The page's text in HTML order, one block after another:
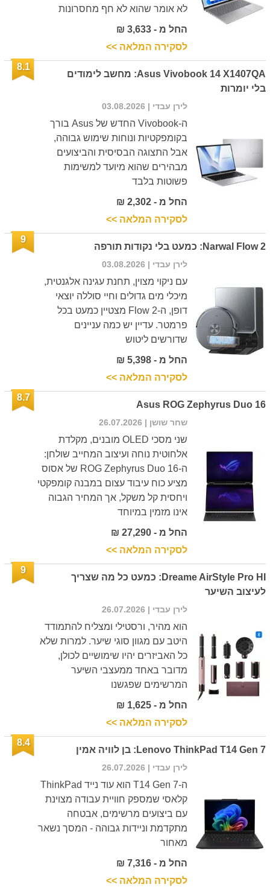
לא אומר שהוא לא חף מחסרונות
החל מ - 3,633 ₪
לסקירה המלאה >>
Asus Vivobook 14 X1407QA: מחשב לימודים
בלי יומרות
8.1
לירן עבדי | 03.08.2026
ה-Vivobook החדש של Asus בורך
בקומפקטיות ונוחות שימוש גבוהה,
אבל התצוגה הבסיסית והביצועים
מבהירים שהוא מיועד למשימות
פשוטות בלבד
החל מ - 2,302 ₪
לסקירה המלאה >>
Narwal Flow 2: כמעט בלי נקודות תורפה
9
לירן עבדי | 03.08.2026
עם ניקוי מצוין, תחנת עגינה אלגנטית,
מיכלי מים גדולים וחיי סוללה יוצאי
דופן, ה-Flow 2 מצטיין כמעט בכל
פרמטר. עדיין יש כמה עניינים
שדורשים ליטוש
החל מ - 5,398 ₪
לסקירה המלאה >>
Asus ROG Zephyrus Duo 16
8.7
שחר שושן | 26.07.2026
שני מסכי OLED מובנים, מקלדת
אלחוטית נוחה ועיצוב המחייב שולחן:
ה-ROG Zephyrus Duo 16 של אסוס
מציע כוח עיבוד עצום במבנה קומפקטי
ויחסית קל משקל, אך המחיר הגבוה
אינו מזמין במיוחד
החל מ - 27,290 ₪
לסקירה המלאה >>
Dreame AirStyle Pro HI: כמעט כל מה שצריך
לעיצוב השיער
9
לירן עבדי | 26.07.2026
הוא מהיר, ורסטילי ומצליח להתמודד
היטב עם מגוון סוגי שיער. למרות שלא
כל האביזרים יהיו שימושיים לכולן,
מדובר באחד ממעצבי השיער
המרשימים שפגשנו
החל מ - 1,625 ₪
לסקירה המלאה >>
Lenovo ThinkPad T14 Gen 7: בן לוויה אמין
8.4
לירן עבדי | 26.07.2026
ה-T14 Gen 7 הוא עוד נייד ThinkPad
קלאסי שמספק חוויית עבודה מצוינת
עם ביצועים מרשימים, אבטחה
מתקדמת וניידות גבוהה - המסך נשאר
מאחור
החל מ - 7,316 ₪
לסקירה המלאה >>